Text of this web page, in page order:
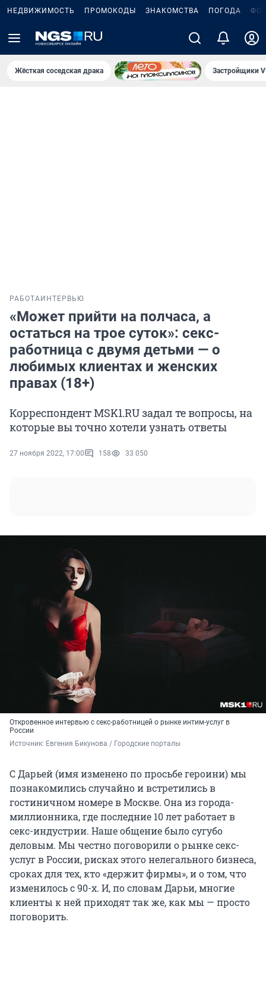
НЕДВИЖИМОСТЬ ПРОМОКОДЫ ЗНАКОМСТВА ПОГОДА
Жёсткая соседская драка Застройщики
РАБОТА ИНТЕРВЬЮ
«Может прийти на полчаса, а
остаться на трое суток»: секс-
работница с двумя детьми — о
любимых клиентах и женских
правах (18+)
Корреспондент MSK1.RU задал те вопросы, на
которые вы точно хотели узнать ответы
27 ноября 2022, 17:00 158 33 050
Откровенное интервью с секс-работницей о рынке интим-услуг в
России
Источник: Евгения Бикунова / Городские порталы
С Дарьей (имя изменено по просьбе героини) мы
познакомились случайно и встретились в
гостиничном номере в Москве. Она из города-
миллионника, где последние 10 лет работает в
секс-индустрии. Наше общение было сугубо
деловым. Мы честно поговорили о рынке секс-
услуг в России, рисках этого нелегального бизнеса,
сроках для тех, кто «держит фирмы», и о том, что
изменилось с 90-х. И, по словам Дарьи, многие
клиенты к ней приходят так же, как мы — просто
поговорить.